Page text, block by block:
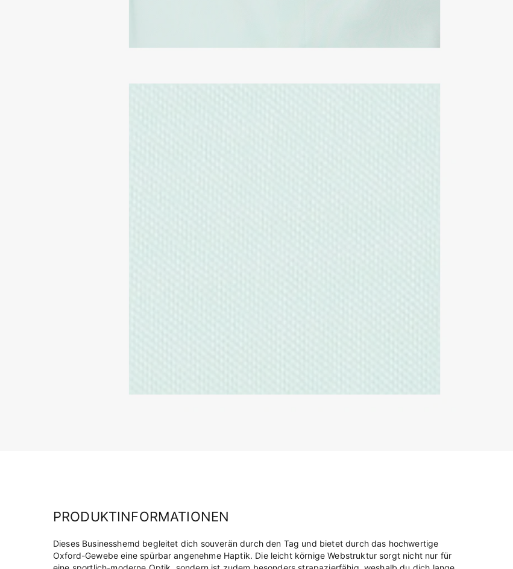
PRODUKTINFORMATIONEN
Dieses Businesshemd begleitet dich souverän durch den Tag und bietet durch das hochwertige
Oxford-Gewebe eine spürbar angenehme Haptik. Die leicht körnige Webstruktur sorgt nicht nur für